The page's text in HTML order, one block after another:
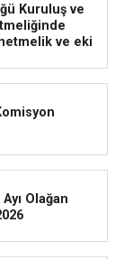
Kuruluş ve
ve eki
Olağan